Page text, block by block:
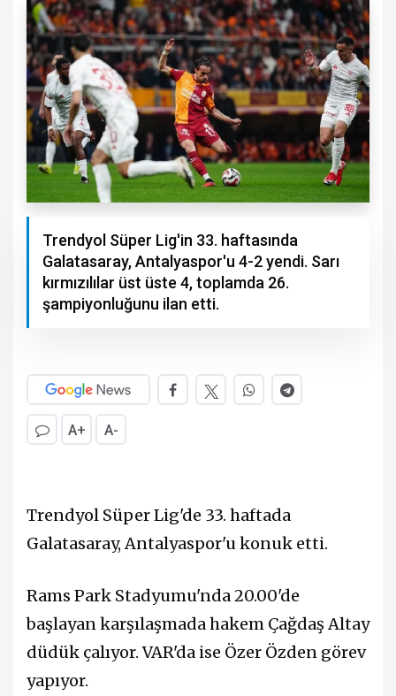
Trendyol Süper Lig'in 33. haftasında
Galatasaray, Antalyaspor'u 4-2 yendi. Sarı
kırmızılılar üst üste 4, toplamda 26.
şampiyonluğunu ilan etti.
A+ A-
Trendyol Süper Lig'de 33. haftada
Galatasaray, Antalyaspor'u konuk etti.
Rams Park Stadyumu'nda 20.00'de
başlayan karşılaşmada hakem Çağdaş Altay
düdük çalıyor. VAR'da ise Özer Özden görev
yapıyor.